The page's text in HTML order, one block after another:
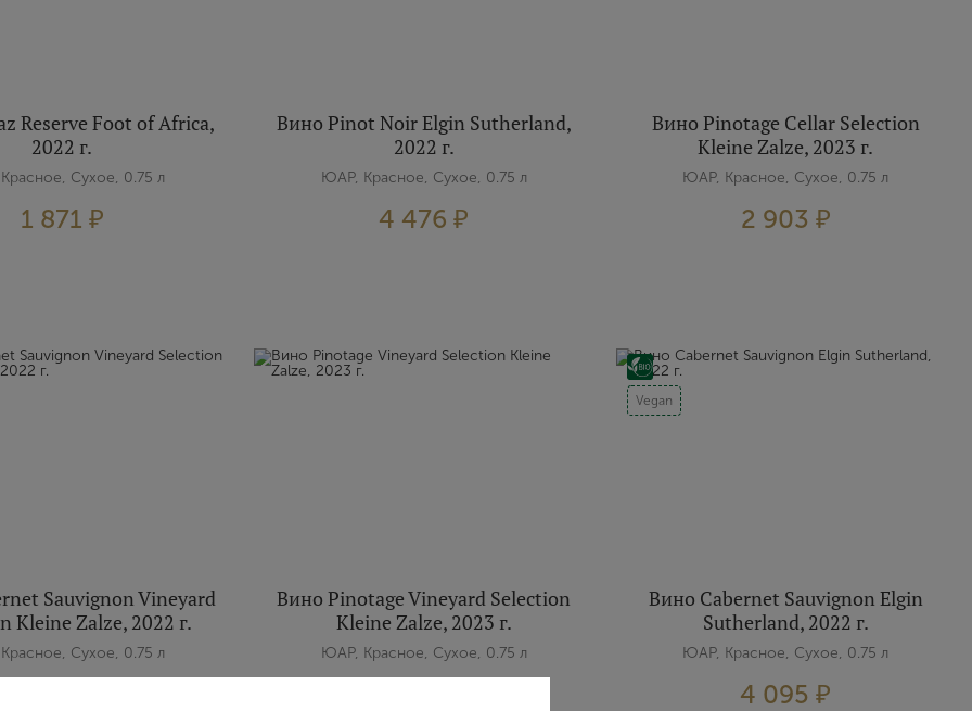
Reserve Foot of Africa,
2022 г.
Сухое, 0.75 л
1 871 ₽
Вино Pinot Noir Elgin Sutherland,
2022 г.
ЮАР, Красное, Сухое, 0.75 л
4 476 ₽
Вино Pinotage Cellar Selection
Kleine Zalze, 2023 г.
ЮАР, Красное, Сухое, 0.75 л
2 903 ₽
Sauvignon Vineyard
Kleine Zalze, 2022 г.
Сухое, 0.75 л
Вино Pinotage Vineyard Selection
Kleine Zalze, 2023 г.
ЮАР, Красное, Сухое, 0.75 л
Vegan
Вино Cabernet Sauvignon Elgin
Sutherland, 2022 г.
ЮАР, Красное, Сухое, 0.75 л
4 095 ₽